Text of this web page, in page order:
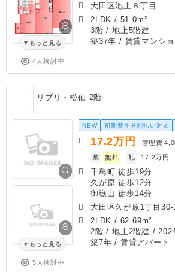
もっと見る
4人検討中
大田区池上８丁目
2LDK / 51.0m²
3階 / 地上5階建
築37年 / 賃貸マンショ
リブリ・松仙 2階
もっと見る
5人検討中
NEW 初期費用分割払い対応
17.2万円 管理費
敷
無料 礼 17.2万円
千鳥町 徒歩19分
久が原 徒歩12分
御嶽山 徒歩14分
大田区久が原1丁目30-
2LDK / 62.69m²
2階 / 地上2階建 / 202
築7年 / 賃貸アパート